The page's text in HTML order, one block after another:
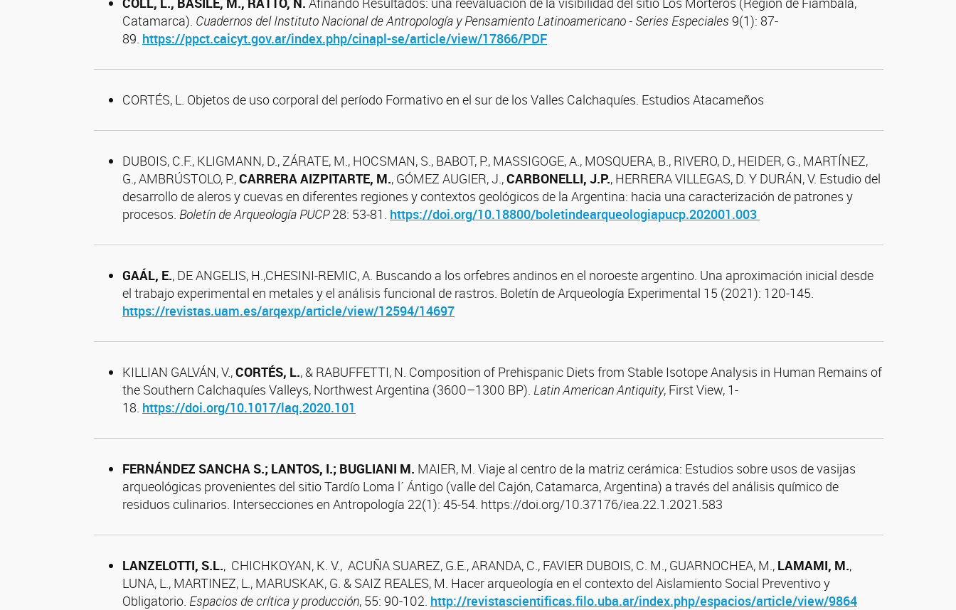
Catamarca). Cuadernos del Instituto Nacional de Antropología y Pensamiento Latinoamericano - Series Especiales 9(1): 87-
89. https://ppct.caicyt.gov.ar/index.php/cinapl-se/article/view/17866/PDF
CORTÉS, L. Objetos de uso corporal del período Formativo en el sur de los Valles Calchaquíes. Estudios Atacameños
DUBOIS, C.F., KLIGMANN, D., ZÁRATE, M., HOCSMAN, S., BABOT, P., MASSIGOGE, A., MOSQUERA, B., RIVERO, D., HEIDER, G., MARTÍNEZ,
G., AMBRÚSTOLO, P.,CARRERA AIZPITARTE, M., GÓMEZ AUGIER, J.,CARBONELLI, J.P., HERRERA VILLEGAS, D. Y DURÁN, V. Estudio del
desarrollo de aleros y cuevas en diferentes regiones y contextos geológicos de la Argentina: hacia una caracterización de patrones y
procesos. Boletín de Arqueología PUCP28: 53-81. https://doi.org/10.18800/boletindearqueologiapucp.202001.003
GAÁL, E., DE ANGELIS, H.,CHESINI-REMIC, A. Buscando a los orfebres andinos en el noroeste argentino. Una aproximación inicial desde
el trabajo experimental en metales y el análisis funcional de rastros. Boletín de Arqueología Experimental 15 (2021): 120-145.
https://revistas.uam.es/arqexp/article/view/12594/14697
KILLIAN GALVÁN, V.,CORTÉS, L., & RABUFFETTI, N. Composition of Prehispanic Diets from Stable Isotope Analysis in Human Remains of
the Southern Calchaquíes Valleys, Northwest Argentina (3600–1300 BP). Latin American Antiquity, First View, 1-
18. https://doi.org/10.1017/laq.2020.101
FERNÁNDEZ SANCHA S.; LANTOS, I.; BUGLIANI M. MAIER, M. Viaje al centro de la matriz cerámica: Estudios sobre usos de vasijas
arqueológicas provenientes del sitio Tardío Loma l´ Ántigo (valle del Cajón, Catamarca, Argentina) a través del análisis químico de
residuos culinarios. Intersecciones en Antropología 22(1): 45-54. https://doi.org/10.37176/iea.22.1.2021.583
LANZELOTTI, S.L., CHICHKOYAN, K. V., ACUÑA SUAREZ, G.E., ARANDA, C., FAVIER DUBOIS, C. M., GUARNOCHEA, M., LAMAMI, M.,
LUNA, L., MARTINEZ, L., MARUSKAK, G. & SAIZ REALES, M. Hacer arqueología en el contexto del Aislamiento Social Preventivo y
Obligatorio. Espacios de crítica y producción, 55: 90-102. http://revistascientificas.filo.uba.ar/index.php/espacios/article/view/9864